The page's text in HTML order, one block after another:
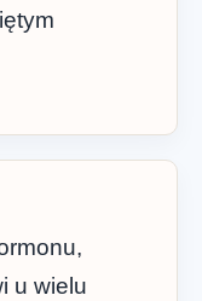
u wielu